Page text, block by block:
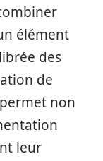
élément
des
de
non
leur